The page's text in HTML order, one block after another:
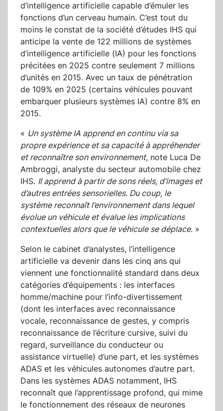
d’intelligence artificielle capable d’émuler les
fonctions d’un cerveau humain. C’est tout du
moins le constat de la société d’études IHS qui
anticipe la vente de 122 millions de systèmes
d’intelligence artificielle (IA) pour les fonctions
précitées en 2025 contre seulement 7 millions
d’unités en 2015. Avec un taux de pénétration
de 109% en 2025 (certains véhicules pouvant
embarquer plusieurs systèmes IA) contre 8% en
2015.
« Un système IA apprend en continu via sa
propre expérience et sa capacité à appréhender
et reconnaître son environnement, note Luca De
Ambroggi, analyste du secteur automobile chez
IHS. Il apprend à partir de sons réels, d’images et
d’autres entrées sensorielles. Du coup, le
système reconnaît l’environnement dans lequel
évolue un véhicule et évalue les implications
contextuelles alors que le véhicule se déplace. »
Selon le cabinet d’analystes, l’intelligence
artificielle va devenir dans les cinq ans qui
viennent une fonctionnalité standard dans deux
catégories d’équipements : les interfaces
homme/machine pour l’info-divertissement
(dont les interfaces avec reconnaissance
vocale, reconnaissance de gestes, y compris
reconnaissance de l’écriture cursive, suivi du
regard, surveillance du conducteur ou
assistance virtuelle) d’une part, et les systèmes
ADAS et les véhicules autonomes d’autre part.
Dans les systèmes ADAS notamment, IHS
reconnaît que l’apprentissage profond, qui mime
le fonctionnement des réseaux de neurones